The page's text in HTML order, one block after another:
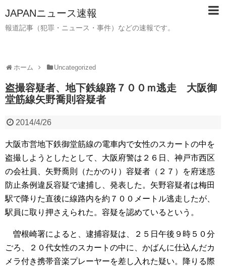
JAPANニュース速報
報道記事（犯罪・ニュース・事件）などの速報です。
ホーム Uncategorized
盗撮容疑者、地下鉄線路７００ｍ逃走 大阪御
堂筋線矢野喬則容疑者
2014/4/26
大阪市営地下鉄御堂筋線の電車内で女性のスカートの中を
盗撮しようとしたとして、大阪府警は２６日、神戸市西区
の会社員、矢野喬則（たかのり）容疑者（２７）を府迷惑
防止条例違反容疑で逮捕し、発表した。矢野容疑者は梅田
駅で降りた直後に線路内を約７００メートル逃走したが、
駅員に取り押さえられた。容疑を認めているという。
曽根崎署によると、逮捕容疑は、２５日午後９時５０分
ごろ、２０代女性のスカートの中に、かばんに仕込んだカ
メラ付き携帯音楽プレーヤーを差し入れた疑い。降りる際